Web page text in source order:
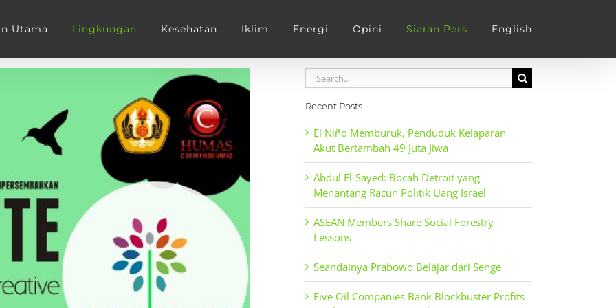
Utama Lingkungan Kesehatan Iklim Energi Opini Siaran Pers English
Search
for:
Recent Posts
El Niño Memburuk, Penduduk Kelaparan
Akut Bertambah 49 Juta Jiwa
Abdul El-Sayed: Bocah Detroit yang
Menantang Racun Politik Uang Israel
ASEAN Members Share Social Forestry
Lessons
Seandainya Prabowo Belajar dari Senge
Five Oil Companies Bank Blockbuster Profits